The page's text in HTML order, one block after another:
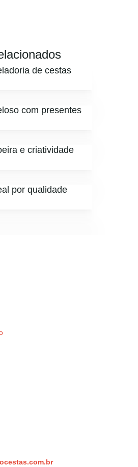
de cestas
com presentes
e criatividade
por qualidade